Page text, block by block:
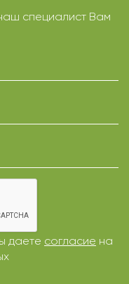
специалист Вам
даете согласие на